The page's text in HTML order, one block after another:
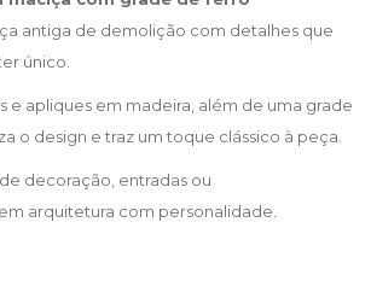
antiga de demolição com detalhes que
único.
e apliques em madeira, além de uma grade
o design e traz um toque clássico à peça.
decoração, entradas ou
arquitetura com personalidade.